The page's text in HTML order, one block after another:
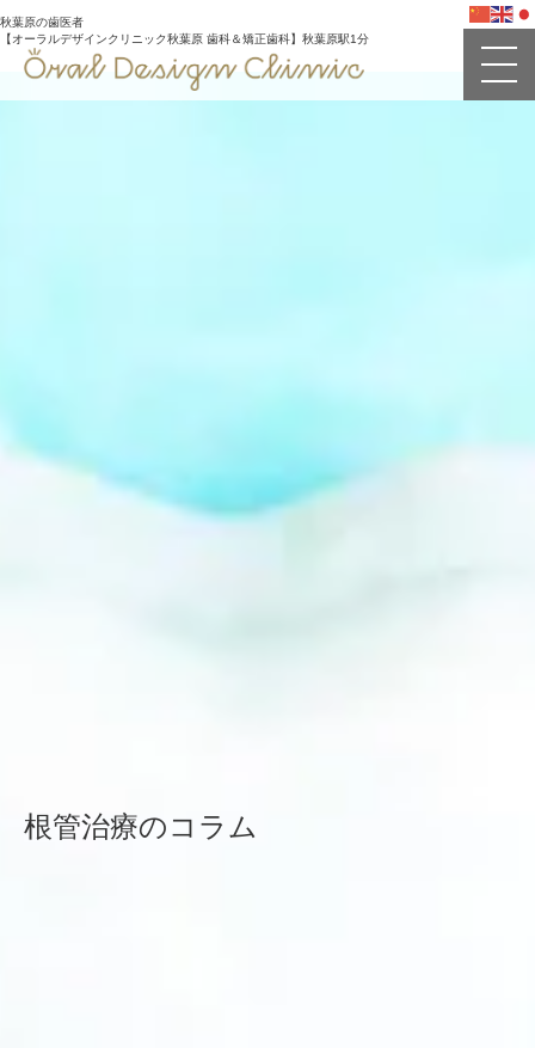
秋葉原の歯医者
【オーラルデザインクリニック秋葉原 歯科＆矯正歯科】秋葉原駅1分
根管治療のコラム